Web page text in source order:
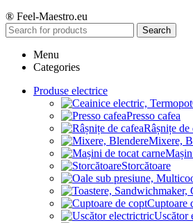
® Feel-Maestro.eu
Search
Menu
Categories
Produse electrice
Presso cafea
Râșnițe de
Mixere,
Storcătoare
Cuptoare
Uscător